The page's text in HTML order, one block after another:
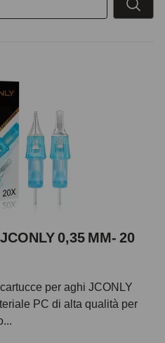
0,35 MM- 20
per aghi JCONLY
PC di alta qualità per